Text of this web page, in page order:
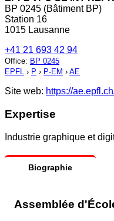
BP 0245 (Bâtiment BP)
Station 16
1015 Lausanne
+41 21 693 42 94
Office: BP 0245
EPFL › P › P-EM › AE
Site web: https://
Expertise
Industrie graphique et
Biographie
Assemblée